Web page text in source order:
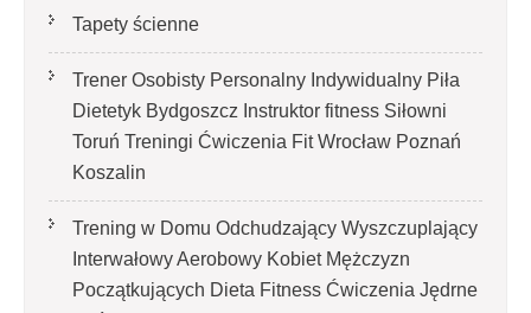
Tapety ścienne
Trener Osobisty Personalny Indywidualny Piła
Dietetyk Bydgoszcz Instruktor fitness Siłowni
Toruń Treningi Ćwiczenia Fit Wrocław Poznań
Koszalin
Trening w Domu Odchudzający Wyszczuplający
Interwałowy Aerobowy Kobiet Mężczyzn
Początkujących Dieta Fitness Ćwiczenia Jędrne